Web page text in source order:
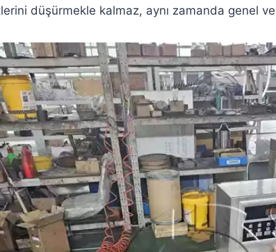
düşürmekle kalmaz, aynı zamanda genel